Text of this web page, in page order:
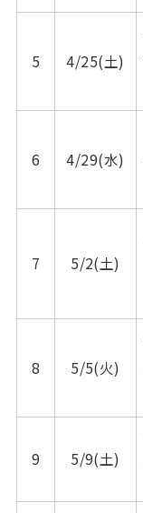
5 4/25(土)
6 4/29(水)
7 5/2(土)
8 5/5(火)
9 5/9(土)